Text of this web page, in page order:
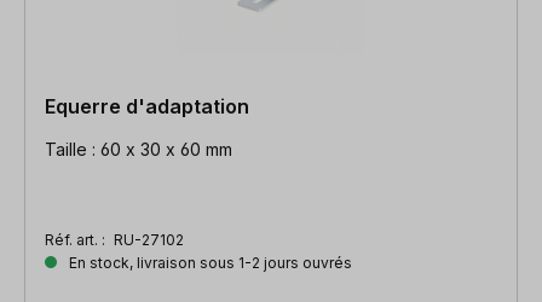
Equerre d'adaptation
Taille : 60 x 30 x 60 mm
Réf. art. : RU-27102
En stock, livraison sous 1-2 jours ouvrés